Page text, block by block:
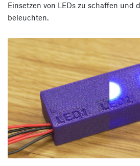
Einsetzen von LEDs zu schaffen und
beleuchten.